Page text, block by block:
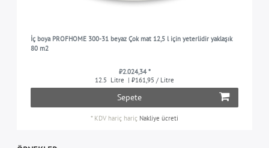
İç boya PROFHOME 300-31 beyaz Çok mat 12,5 l için yeterlidir yaklaşık
80 m2
₺2.024,34 *
12.5 Litre | ₺161,95 / Litre
Sepete
* KDV hariç hariç Nakliye ücreti